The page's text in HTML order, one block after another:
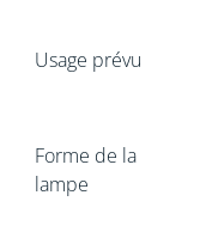
Usage prévu
Forme de la
lampe